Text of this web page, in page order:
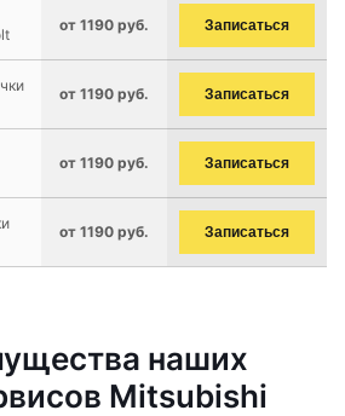
от 1190 руб. Записаться
от 1190 руб. Записаться
от 1190 руб. Записаться
от 1190 руб. Записаться
наших
Mitsubishi